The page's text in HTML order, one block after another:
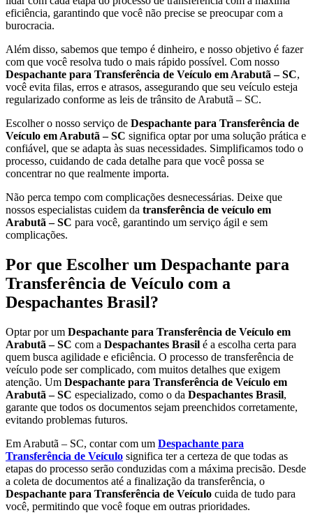
eficiência, garantindo que você não precise se preocupar com a
burocracia.
Além disso, sabemos que tempo é dinheiro, e nosso objetivo é fazer
com que você resolva tudo o mais rápido possível. Com nosso
Despachante para Transferência de Veículo em Arabutã – SC,
você evita filas, erros e atrasos, assegurando que seu veículo esteja
regularizado conforme as leis de trânsito de Arabutã – SC.
Escolher o nosso serviço de Despachante para Transferência de
Veículo em Arabutã – SC significa optar por uma solução prática e
confiável, que se adapta às suas necessidades. Simplificamos todo o
processo, cuidando de cada detalhe para que você possa se
concentrar no que realmente importa.
Não perca tempo com complicações desnecessárias. Deixe que
nossos especialistas cuidem da transferência de veículo em
Arabutã – SC para você, garantindo um serviço ágil e sem
complicações.
Por que Escolher um Despachante para
Transferência de Veículo com a
Despachantes Brasil?
Optar por um Despachante para Transferência de Veículo em
Arabutã – SC com a Despachantes Brasil é a escolha certa para
quem busca agilidade e eficiência. O processo de transferência de
veículo pode ser complicado, com muitos detalhes que exigem
atenção. Um Despachante para Transferência de Veículo em
Arabutã – SC especializado, como o da Despachantes Brasil,
garante que todos os documentos sejam preenchidos corretamente,
evitando problemas futuros.
Em Arabutã – SC, contar com um Despachante para
Transferência de Veículo significa ter a certeza de que todas as
etapas do processo serão conduzidas com a máxima precisão. Desde
a coleta de documentos até a finalização da transferência, o
Despachante para Transferência de Veículo cuida de tudo para
você, permitindo que você foque em outras prioridades.